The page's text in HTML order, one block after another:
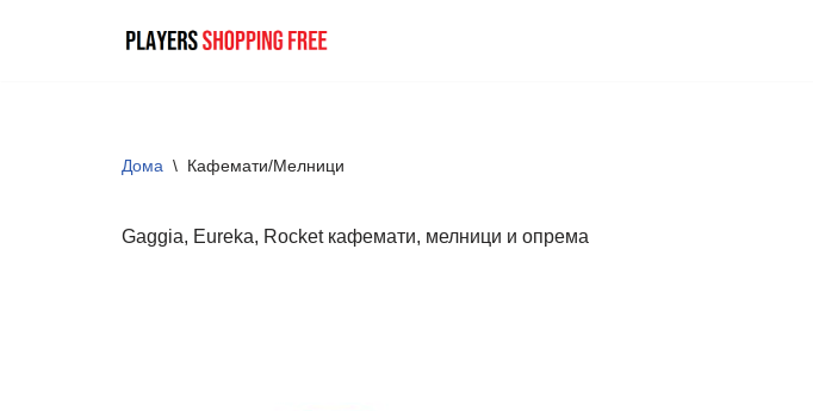
Дома \ Кафемати/Мелници
Gaggia, Eureka, Rocket кафемати, мелници и опрема